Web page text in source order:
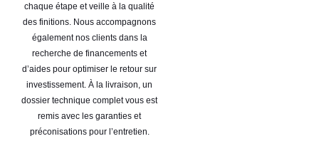
chaque étape et veille à la qualité
des finitions. Nous accompagnons
également nos clients dans la
recherche de financements et
d’aides pour optimiser le retour sur
investissement. À la livraison, un
dossier technique complet vous est
remis avec les garanties et
préconisations pour l’entretien.